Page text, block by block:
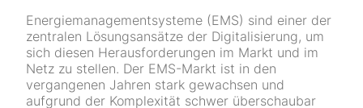
Energiemanagementsysteme (EMS) sind einer der
zentralen Lösungsansätze der Digitalisierung, um
sich diesen Herausforderungen im Markt und im
Netz zu stellen. Der EMS-Markt ist in den
vergangenen Jahren stark gewachsen und
aufgrund der Komplexität schwer überschaubar